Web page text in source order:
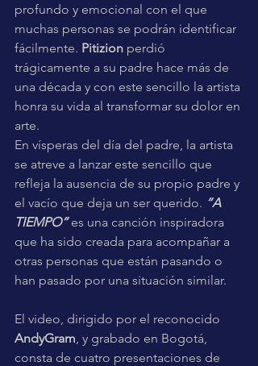
profundo y emocional con el que
muchas personas se podrán identificar
fácilmente. Pitizion perdió
trágicamente a su padre hace más de
una década y con este sencillo la artista
honra su vida al transformar su dolor en
arte.
En vísperas del día del padre, la artista
se atreve a lanzar este sencillo que
refleja la ausencia de su propio padre y
el vacío que deja un ser querido. “A
TIEMPO” es una canción inspiradora
que ha sido creada para acompañar a
otras personas que están pasando o
han pasado por una situación similar.
El video, dirigido por el reconocido
AndyGram , y grabado en Bogotá,
consta de cuatro presentaciones de